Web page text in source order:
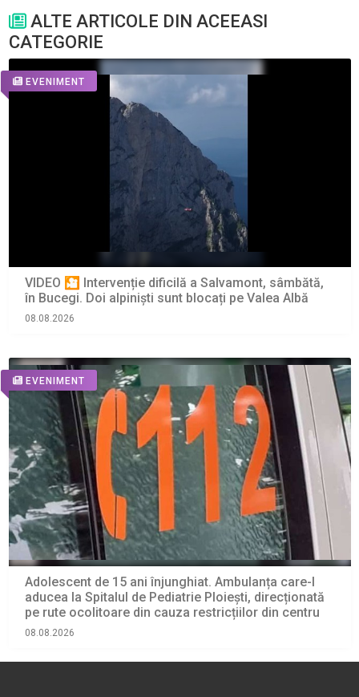
ALTE ARTICOLE DIN ACEEASI
CATEGORIE
EVENIMENT
VIDEO 🎦 Intervenție dificilă a Salvamont, sâmbătă,
în Bucegi. Doi alpiniști sunt blocați pe Valea Albă
08.08.2026
EVENIMENT
Adolescent de 15 ani înjunghiat. Ambulanța care-l
aducea la Spitalul de Pediatrie Ploiești, direcționată
pe rute ocolitoare din cauza restricțiilor din centru
08.08.2026